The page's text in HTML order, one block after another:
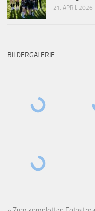
21. APRIL 2026
BILDERGALERIE